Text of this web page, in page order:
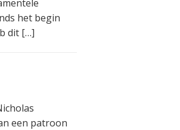
het begin
dit […]
een patroon